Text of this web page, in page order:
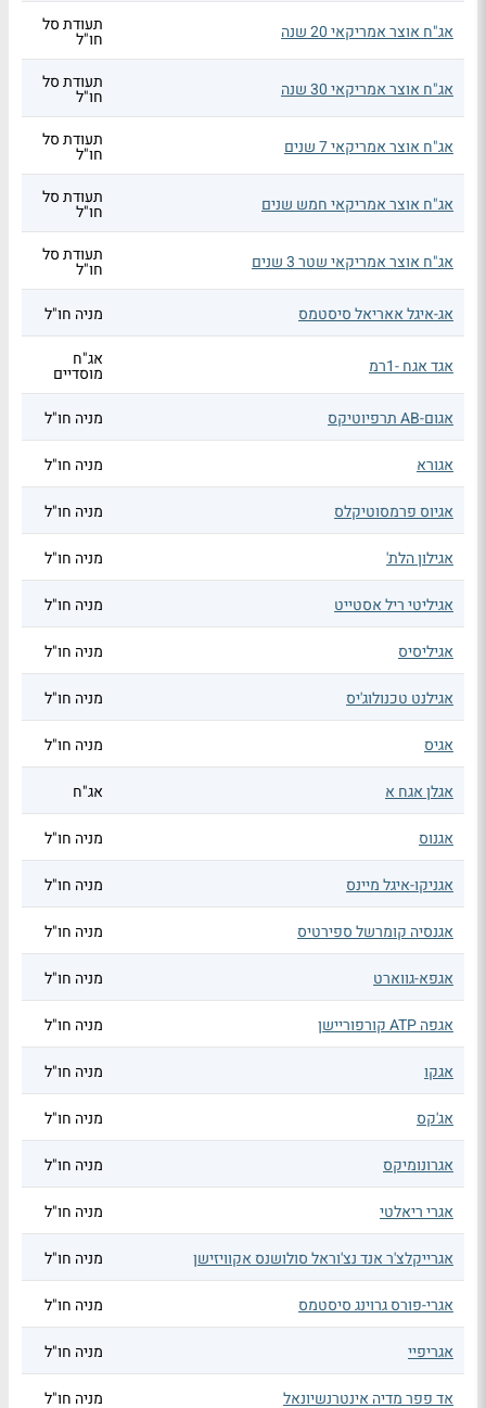
אג"ח אוצר אמריקאי 20 שנה תעודת סל
חו"ל
אג"ח אוצר אמריקאי 30 שנה תעודת סל
חו"ל
אג"ח אוצר אמריקאי 7 שנים תעודת סל
חו"ל
אג"ח אוצר אמריקאי חמש שנים תעודת סל
חו"ל
אג"ח אוצר אמריקאי שטר 3 שנים תעודת סל
חו"ל
אג-איגל אאריאל סיסטמס
מניה חו"ל
אגד אגח -1רמ אג"ח
מוסדיים
אגום-AB תרפיוטיקס
מניה חו"ל
אגורא מניה חו"ל
אגיוס פרמסוטיקלס מניה חו"ל
אגילון הלת' מניה חו"ל
אגיליטי ריל אסטייט מניה חו"ל
אגיליסיס מניה חו"ל
אגילנט טכנולוג'יס מניה חו"ל
אגיס מניה חו"ל
אגלן אגח א אג"ח
אגנוס מניה חו"ל
אגניקו-איגל מיינס מניה חו"ל
אגנסיה קומרשל ספירטיס מניה חו"ל
אגפא-גווארט מניה חו"ל
אגפה ATP קורפוריישן מניה חו"ל
אגקו מניה חו"ל
אג'קס מניה חו"ל
אגרונומיקס מניה חו"ל
אגרי ריאלטי מניה חו"ל
אגרייקלצ'ר אנד נצ'וראל סולושנס אקוויזישן מניה חו"ל
אגרי-פורס גרוינג סיסטמס מניה חו"ל
אגריפיי מניה חו"ל
אד פפר מדיה אינטרנשיונאל מניה חו"ל